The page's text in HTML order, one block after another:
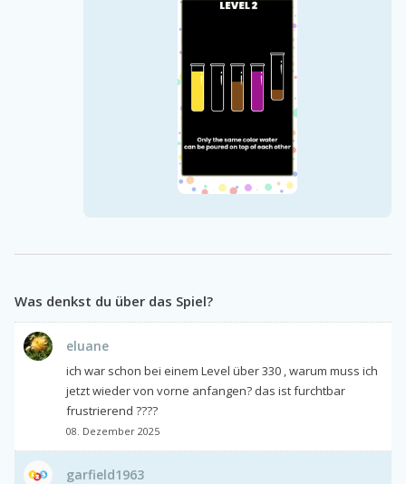
Was denkst du über das Spiel?
eluane
ich war schon bei einem Level über 330 , warum muss ich
jetzt wieder von vorne anfangen? das ist furchtbar
frustrierend ????
08. Dezember 2025
garfield1963